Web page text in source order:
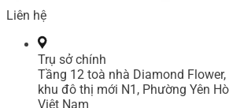
Liên hệ
Trụ sở chính
Tầng 12 toà nhà Diamond
khu đô thị mới N1, Phường Yên
Việt Nam